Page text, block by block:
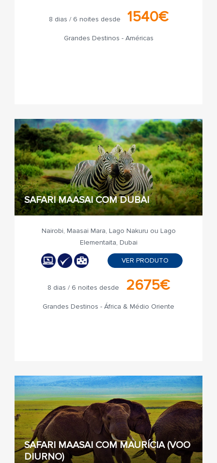
8 dias / 6 noites desde 1540€
Grandes Destinos - Américas
SAFARI MAASAI COM DUBAI
Nairobi, Maasai Mara, Lago Nakuru ou Lago
Elementaita, Dubai
VER PRODUTO
8 dias / 6 noites desde 2675€
Grandes Destinos - África & Médio Oriente
SAFARI MAASAI COM MAURÍCIA (VOO
DIURNO)